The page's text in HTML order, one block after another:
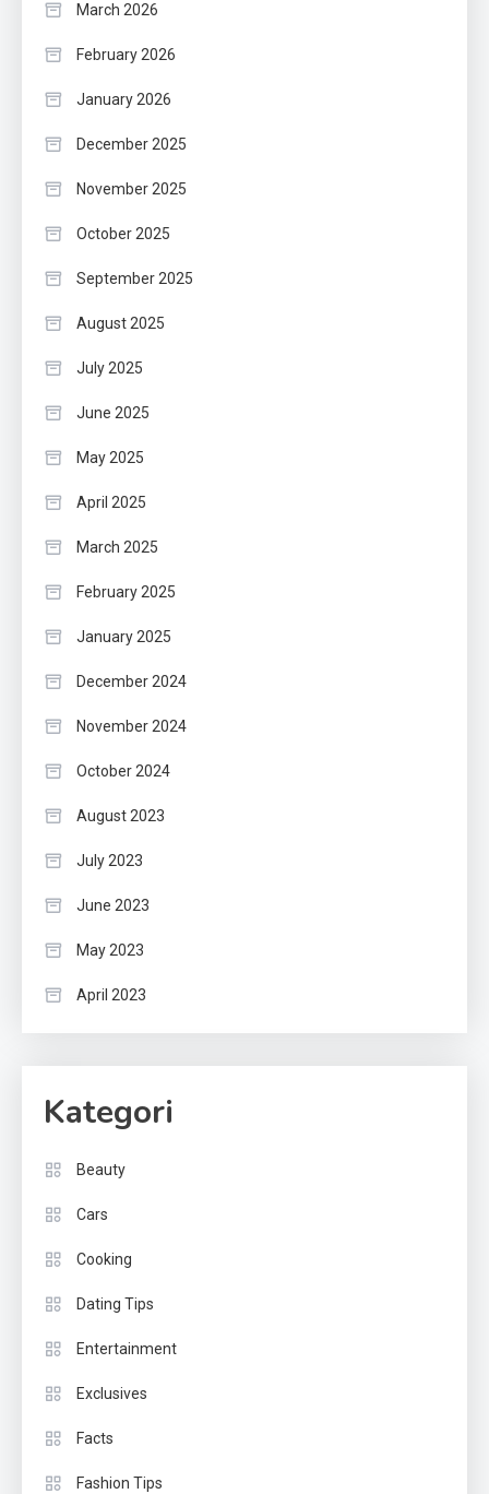
March 2026
February 2026
January 2026
December 2025
November 2025
October 2025
September 2025
August 2025
July 2025
June 2025
May 2025
April 2025
March 2025
February 2025
January 2025
December 2024
November 2024
October 2024
August 2023
July 2023
June 2023
May 2023
April 2023
Kategori
Beauty
Cars
Cooking
Dating Tips
Entertainment
Exclusives
Facts
Fashion Tips